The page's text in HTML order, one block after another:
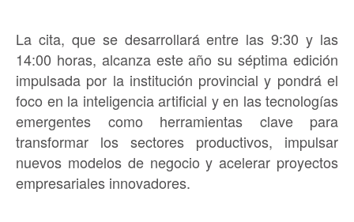
La cita, que se desarrollará entre las 9:30 y las
14:00 horas, alcanza este año su séptima edición
impulsada por la institución provincial y pondrá el
foco en la inteligencia artificial y en las tecnologías
emergentes como herramientas clave para
transformar los sectores productivos, impulsar
nuevos modelos de negocio y acelerar proyectos
empresariales innovadores.